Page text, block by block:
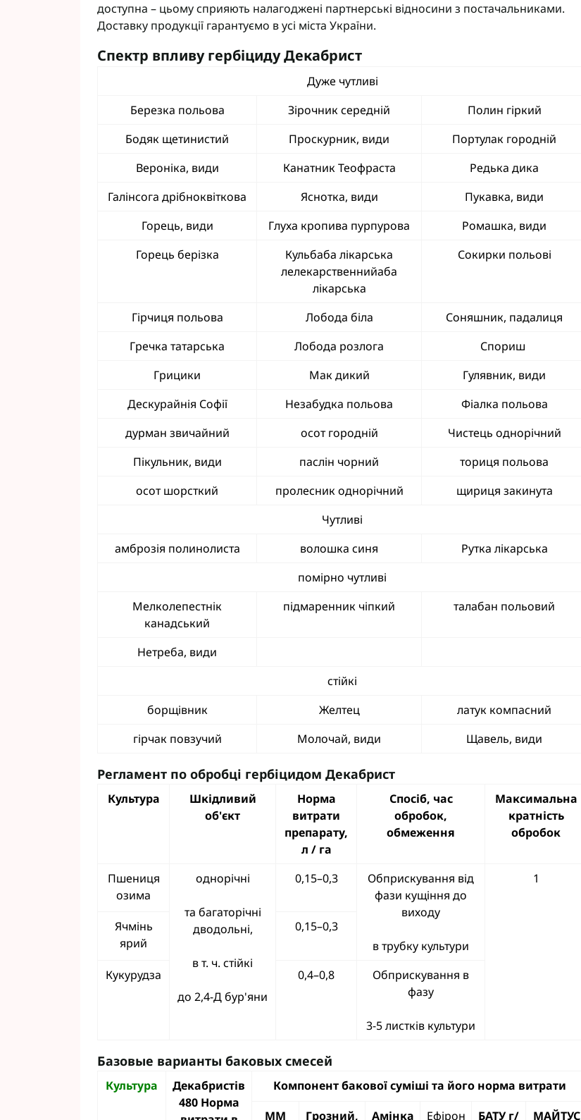
доступна – цьому сприяють налагоджені партнерські відносини з постачальниками.
Доставку продукції гарантуємо в усі міста України.
Спектр впливу гербіциду Декабрист
Дуже чутливі
Березка польова
Зірочник середній
Полин гіркий
Бодяк щетинистий
Проскурник, види
Портулак городній
Вероніка, види
Канатник Теофраста
Редька дика
Галінсога дрібноквіткова
Яснотка, види
Пукавка, види
Горець, види
Глуха кропива пурпурова
Ромашка, види
Горець берізка
Кульбаба лікарська
лелекарственнийаба
лікарська
Сокирки польові
Гірчиця польова Лобода біла
Соняшник, падалиця
Гречка татарська
Лобода розлога
Спориш
Грицики
Мак дикий
Гулявник, види
Дескурайнія Софії
Незабудка польова
Фіалка польова
дурман звичайний
осот городній
Чистець однорічний
Пікульник, види
паслін чорний
ториця польова
осот шорсткий
пролесник однорічний
щириця закинута
Чутливі
амброзія полинолиста
волошка синя
Рутка лікарська
помірно чутливі
Мелколепестнік
канадський
підмаренник чіпкий талабан польовий
Нетреба, види
стійкі
борщівник
Желтец
латук компасний
гірчак повзучий
Молочай, види Щавель, види
Регламент по обробці гербіцидом Декабрист
Культура
Шкідливий
об'єкт
Норма
витрати
препарату,
л / га
Спосіб, час
обробок,
обмеження
Максимальна
кратність
обробок
Пшениця
озима
однорічні
та багаторічні
дводольні,
в т. ч. стійкі
до 2,4-Д бур'яни
0,15–0,3
Обприскування від
фази кущіння до
виходу
в трубку культури
1
Ячмінь
ярий
0,15–0,3
Кукурудза 0,4–0,8
Обприскування в
фазу
3-5 листків культури
Базовые варианты баковых смесей
Культура
Декабристів
480 Норма
Компонент бакової суміші та його норма витрати
ММ
Грозний, Амінка Ефірон БАТУ г/ МАЙТУС